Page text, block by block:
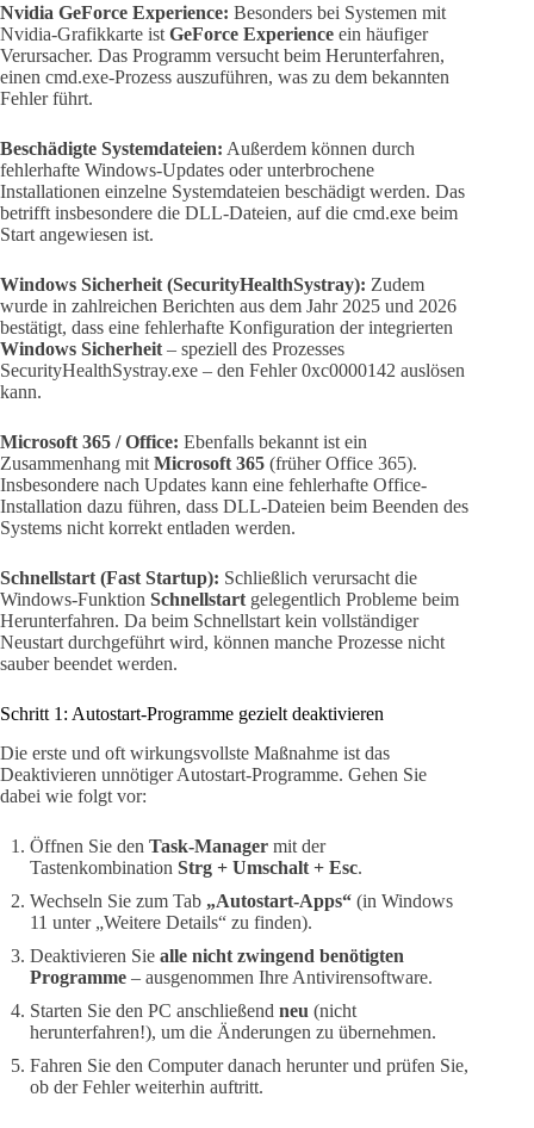
Nvidia GeForce Experience: Besonders bei Systemen mit
Nvidia-Grafikkarte ist GeForce Experience ein häufiger
Verursacher. Das Programm versucht beim Herunterfahren,
einen cmd.exe-Prozess auszuführen, was zu dem bekannten
Fehler führt.
Beschädigte Systemdateien: Außerdem können durch
fehlerhafte Windows-Updates oder unterbrochene
Installationen einzelne Systemdateien beschädigt werden. Das
betrifft insbesondere die DLL-Dateien, auf die cmd.exe beim
Start angewiesen ist.
Windows Sicherheit (SecurityHealthSystray): Zudem
wurde in zahlreichen Berichten aus dem Jahr 2025 und 2026
bestätigt, dass eine fehlerhafte Konfiguration der integrierten
Windows Sicherheit – speziell des Prozesses
SecurityHealthSystray.exe – den Fehler 0xc0000142 auslösen
kann.
Microsoft 365 / Office: Ebenfalls bekannt ist ein
Zusammenhang mit Microsoft 365 (früher Office 365).
Insbesondere nach Updates kann eine fehlerhafte Office-
Installation dazu führen, dass DLL-Dateien beim Beenden des
Systems nicht korrekt entladen werden.
Schnellstart (Fast Startup): Schließlich verursacht die
Windows-Funktion Schnellstart gelegentlich Probleme beim
Herunterfahren. Da beim Schnellstart kein vollständiger
Neustart durchgeführt wird, können manche Prozesse nicht
sauber beendet werden.
Schritt 1: Autostart-Programme gezielt deaktivieren
Die erste und oft wirkungsvollste Maßnahme ist das
Deaktivieren unnötiger Autostart-Programme. Gehen Sie
dabei wie folgt vor:
Öffnen Sie den Task-Manager mit der
Tastenkombination Strg + Umschalt + Esc.
Wechseln Sie zum Tab „Autostart-Apps“ (in Windows
11 unter „Weitere Details“ zu finden).
Deaktivieren Sie alle nicht zwingend benötigten
Programme – ausgenommen Ihre Antivirensoftware.
Starten Sie den PC anschließend neu (nicht
herunterfahren!), um die Änderungen zu übernehmen.
Fahren Sie den Computer danach herunter und prüfen Sie,
ob der Fehler weiterhin auftritt.